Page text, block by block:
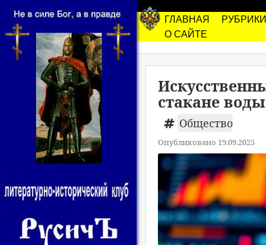
ГЛАВНАЯ
РУБРИКИ
О САЙТЕ
стакане
Общество
Опубликовано 19.09.2025